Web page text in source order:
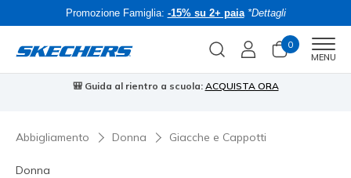
Promozione Famiglia: -15% su 2+ paia *Dettagli
0
MENU
🎒 Guida al rientro a scuola: ACQUISTA ORA
Abbigliamento Donna Giacche e Cappotti
Donna